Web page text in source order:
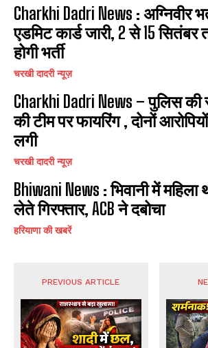
Charkhi Dadri News : अग्निवीर
एडमिट कार्ड जारी, 2 से 15 सितंबर
होगी भर्ती
चरखी दादरी न्यूज़
Charkhi Dadri News – पुलिस
की टीम पर फायरिंग , दोनों
लगी
चरखी दादरी न्यूज़
Bhiwani News : भिवानी में महिला
लेते गिरफ्तार, ACB ने दबोचा
हरियाणा की खबरें
PREVIOUS ARTICLE